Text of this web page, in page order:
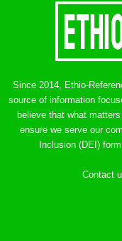
Since 2014, Ethio-
source of information
believe that what
ensure we serve our
Inclusion (DEI)
Contact